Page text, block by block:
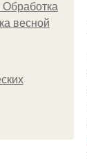
Обработка
весной